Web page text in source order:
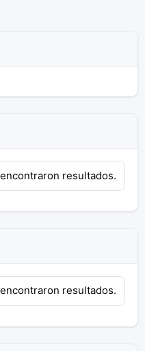
resultados.
resultados.